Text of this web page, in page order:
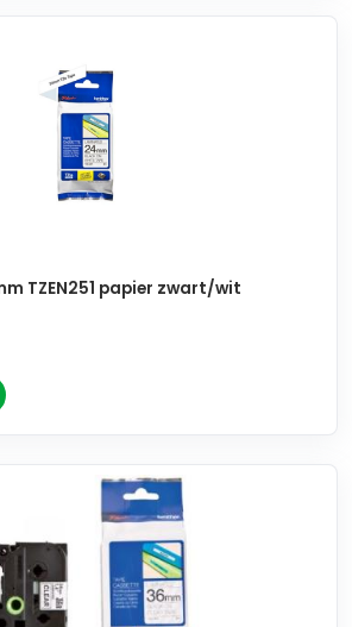
TZEN251 papier zwart/wit